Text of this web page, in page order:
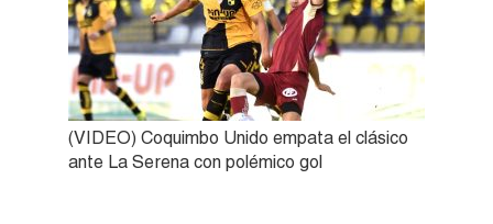
(VIDEO) Coquimbo Unido empata el clásico
ante La Serena con polémico gol